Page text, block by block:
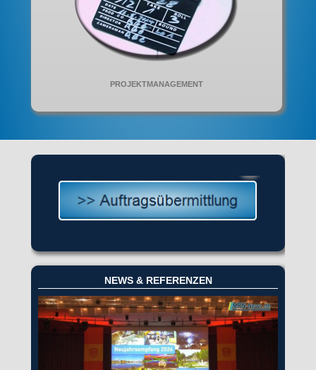
PROJEKTMANAGEMENT
NEWS & REFERENZEN